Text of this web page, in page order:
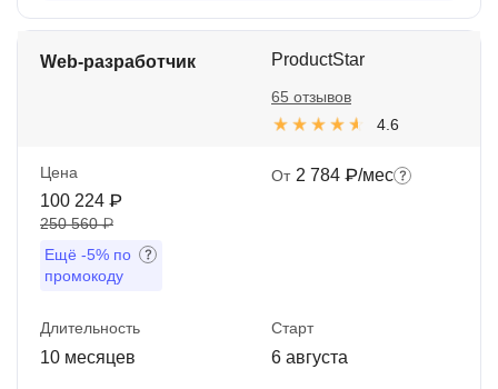
Web-разработчик ProductStar
4.6
65 отзывов
Цена
100 224 ₽
250 560 ₽
Ещё -5% по
промокоду
От 2 784 ₽/мес
Длительность
10 месяцев
Старт
6 августа